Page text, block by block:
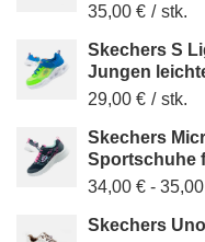
35,00 € / stk.
Skechers S
Jungen
29,00 € / stk.
Skechers
Sportschuhe
34,00 € -
Skechers